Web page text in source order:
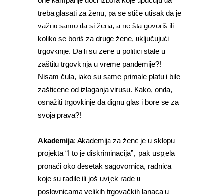
treba glasati za ženu, pa se stiče utisak da je
važno samo da si žena, a ne šta govoriš ili
koliko se boriš za druge žene, uključujući
trgovkinje. Da li su žene u politici stale u
zaštitu trgovkinja u vreme pandemije?!
Nisam čula, iako su same primale platu i bile
zaštićene od izlaganja virusu. Kako, onda,
osnažiti trgovkinje da dignu glas i bore se za
svoja prava?!
Akademija: Akademija za žene je u sklopu
projekta “I to je diskriminacija”, ipak uspjela
pronaći oko desetak sagovornica, radnica
koje su radile ili još uvijek rade u
poslovnicama velikih trgovačkih lanaca u